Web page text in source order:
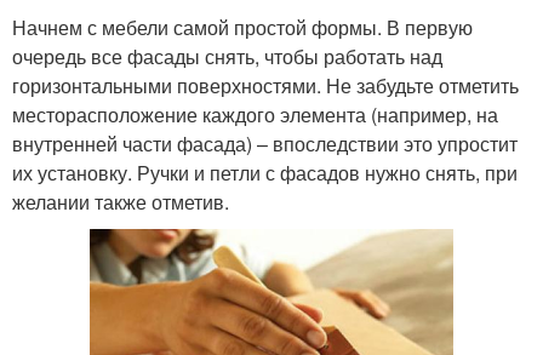
Начнем с мебели самой простой формы. В первую
очередь все фасады снять, чтобы работать над
горизонтальными поверхностями. Не забудьте отметить
месторасположение каждого элемента (например, на
внутренней части фасада) – впоследствии это упростит
их установку. Ручки и петли с фасадов нужно снять, при
желании также отметив.